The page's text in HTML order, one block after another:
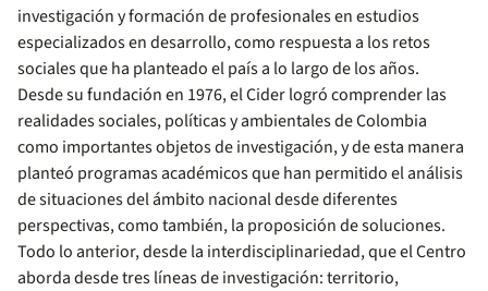
investigación y formación de profesionales en estudios
especializados en desarrollo, como respuesta a los retos
sociales que ha planteado el país a lo largo de los años.
Desde su fundación en 1976, el Cider logró comprender las
realidades sociales, políticas y ambientales de Colombia
como importantes objetos de investigación, y de esta manera
planteó programas académicos que han permitido el análisis
de situaciones del ámbito nacional desde diferentes
perspectivas, como también, la proposición de soluciones.
Todo lo anterior, desde la interdisciplinariedad, que el Centro
aborda desde tres líneas de investigación: territorio,